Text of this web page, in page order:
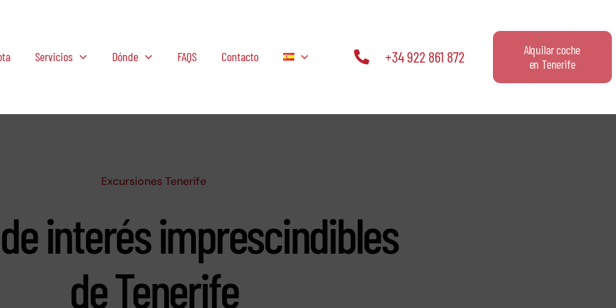
Servicios Dónde FAQS Contacto +34 922 861 872
Alquilar coche
en Tenerife
Excursiones Tenerife
interés imprescindibles
de Tenerife